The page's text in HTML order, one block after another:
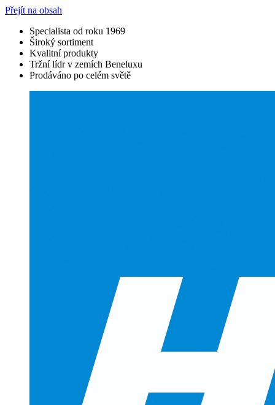
Přejít na obsah
Specialista od roku 1969
Široký sortiment
Kvalitní produkty
Tržní lídr v zemích Beneluxu
Prodáváno po celém světě